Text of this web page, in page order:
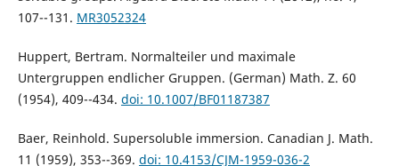
107--131. MR3052324
Huppert, Bertram. Normalteiler und maximale
Untergruppen endlicher Gruppen. (German) Math. Z. 60
(1954), 409--434. doi: 10.1007/BF01187387
Baer, Reinhold. Supersoluble immersion. Canadian J. Math.
11 (1959), 353--369. doi: 10.4153/CJM-1959-036-2